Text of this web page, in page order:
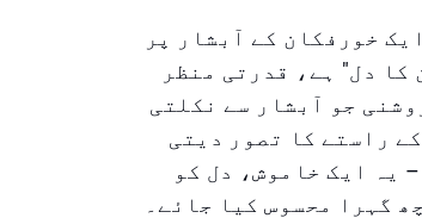
خورفکان کے آبشار پر
دل" ہے، قدرتی منظر
جو آبشار سے نکلتی
راستے کا تصور دیتی
یہ ایک خاموش، دل کو
گہرا محسوس کیا جائے۔